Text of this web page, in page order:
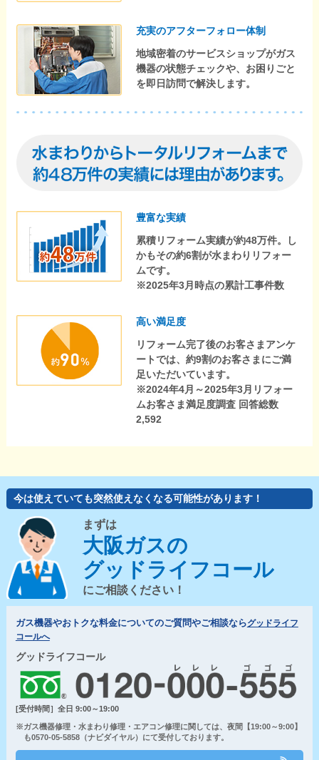
充実のアフターフォロー体制
地域密着のサービスショップがガス
機器の状態チェックや、お困りごと
を即日訪問で解決します。
豊富な実績
累積リフォーム実績が約48万件。し
かもその約6割が水まわりリフォー
ムです。
※2025年3月時点の累計工事件数
高い満足度
リフォーム完了後のお客さまアンケ
ートでは、約9割のお客さまにご満
足いただいています。
※2024年4月～2025年3月リフォー
ムお客さま満足度調査 回答総数
2,592
今は使えていても突然使えなくなる可能性があります！
まずは
大阪ガスの
グッドライフコール
にご相談ください！
ガス機器やおトクな料金についてのご質問やご相談ならグッドライフ
コールへ
グッドライフコール
[受付時間］全日 9:00～19:00
※ガス機器修理・水まわり修理・エアコン修理に関しては、夜間【19:00～9:00】
も0570-05-5858（ナビダイヤル）にて受付しております。